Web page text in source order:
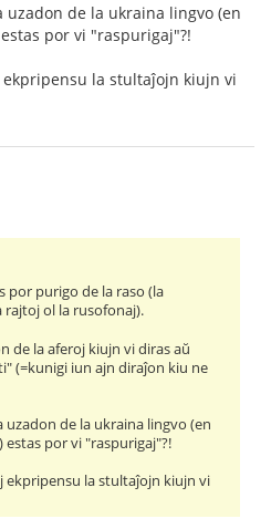
de la ukraina lingvo (en
por vi "raspurigaj"?!
la stultaĵojn kiujn vi
por purigo de la raso (la
rajtoj ol la rusofonaj).
de la aferoj kiujn vi diras aŭ
(=kunigi iun ajn diraĵon kiu ne
de la ukraina lingvo (en
por vi "raspurigaj"?!
ekpripensu la stultaĵojn kiujn vi